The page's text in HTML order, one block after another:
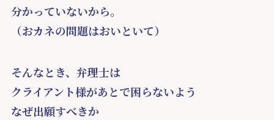
分かっていないから。
（おカネの問題はおいといて）
そんなとき、弁理士は
クライアント様があとで困らないよう
なぜ出願すべきか